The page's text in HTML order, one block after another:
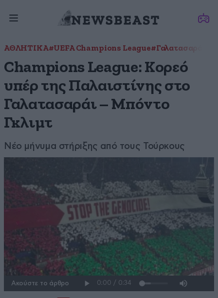
ΑΘΛΗΤΙΚΑ#UEFA Champions League#Γαλατασαράι
Champions League: Κορεό
υπέρ της Παλαιστίνης στο
Γαλατασαράι – Μπόντο
Γκλιμτ
Νέο μήνυμα στήριξης από τους Τούρκους
Ακούστε το άρθρο